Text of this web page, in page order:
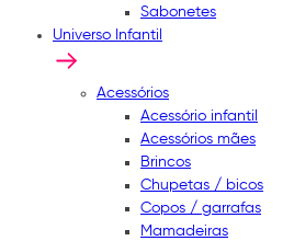
Sabonetes
Universo Infantil
Acessórios
Acessório infantil
Acessórios mães
Brincos
Chupetas / bicos
Copos / garrafas
Mamadeiras